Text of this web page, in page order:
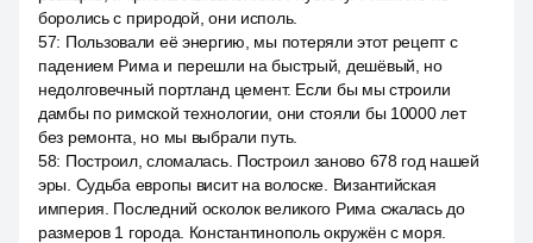
боролись с природой, они исполь.
57: Пользовали её энергию, мы потеряли этот рецепт с
падением Рима и перешли на быстрый, дешёвый, но
недолговечный портланд цемент. Если бы мы строили
дамбы по римской технологии, они стояли бы 10000 лет
без ремонта, но мы выбрали путь.
58: Построил, сломалась. Построил заново 678 год нашей
эры. Судьба европы висит на волоске. Византийская
империя. Последний осколок великого Рима сжалась до
размеров 1 города. Константинополь окружён с моря.